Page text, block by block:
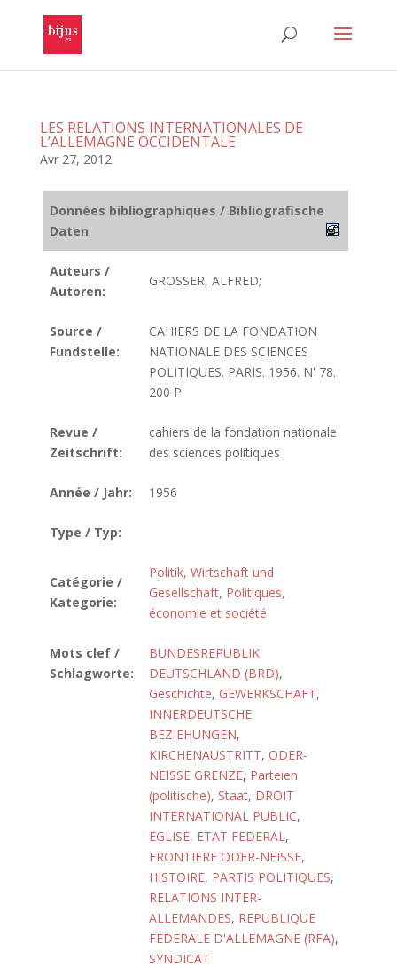
LES RELATIONS INTERNATIONALES DE
L’ALLEMAGNE OCCIDENTALE
Avr 27, 2012
Données bibliographiques / Bibliografische
Daten
Auteurs /
Autoren:
GROSSER, ALFRED;
Source /
Fundstelle:
CAHIERS DE LA FONDATION
NATIONALE DES SCIENCES
POLITIQUES. PARIS. 1956. N' 78.
200 P.
Revue /
Zeitschrift:
cahiers de la fondation nationale
des sciences politiques
Année / Jahr: 1956
Type / Typ:
Catégorie /
Kategorie:
Politik, Wirtschaft und
Gesellschaft, Politiques,
économie et société
Mots clef /
Schlagworte:
BUNDESREPUBLIK
DEUTSCHLAND (BRD),
Geschichte, GEWERKSCHAFT,
INNERDEUTSCHE
BEZIEHUNGEN,
KIRCHENAUSTRITT, ODER-
NEISSE GRENZE, Parteien
(politische), Staat, DROIT
INTERNATIONAL PUBLIC,
EGLISE, ETAT FEDERAL,
FRONTIERE ODER-NEISSE,
HISTOIRE, PARTIS POLITIQUES,
RELATIONS INTER-
ALLEMANDES, REPUBLIQUE
FEDERALE D'ALLEMAGNE (RFA),
SYNDICAT